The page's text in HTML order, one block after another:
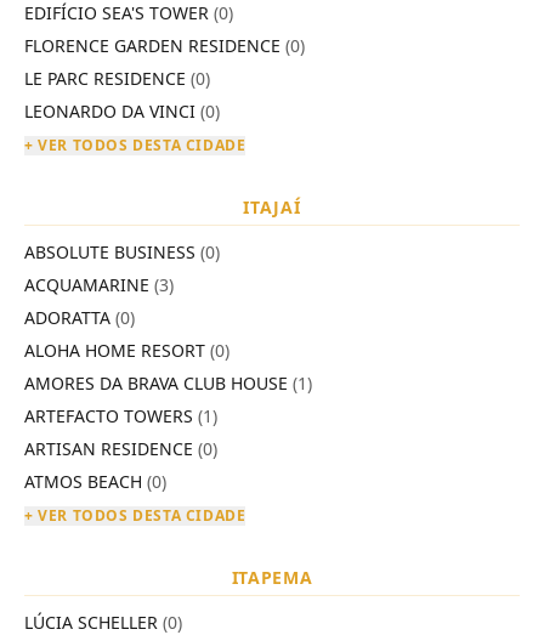
EDIFÍCIO SEA'S TOWER (0)
FLORENCE GARDEN RESIDENCE (0)
LE PARC RESIDENCE (0)
LEONARDO DA VINCI (0)
+ VER TODOS DESTA CIDADE
ITAJAÍ
ABSOLUTE BUSINESS (0)
ACQUAMARINE (3)
ADORATTA (0)
ALOHA HOME RESORT (0)
AMORES DA BRAVA CLUB HOUSE (1)
ARTEFACTO TOWERS (1)
ARTISAN RESIDENCE (0)
ATMOS BEACH (0)
+ VER TODOS DESTA CIDADE
ITAPEMA
LÚCIA SCHELLER (0)